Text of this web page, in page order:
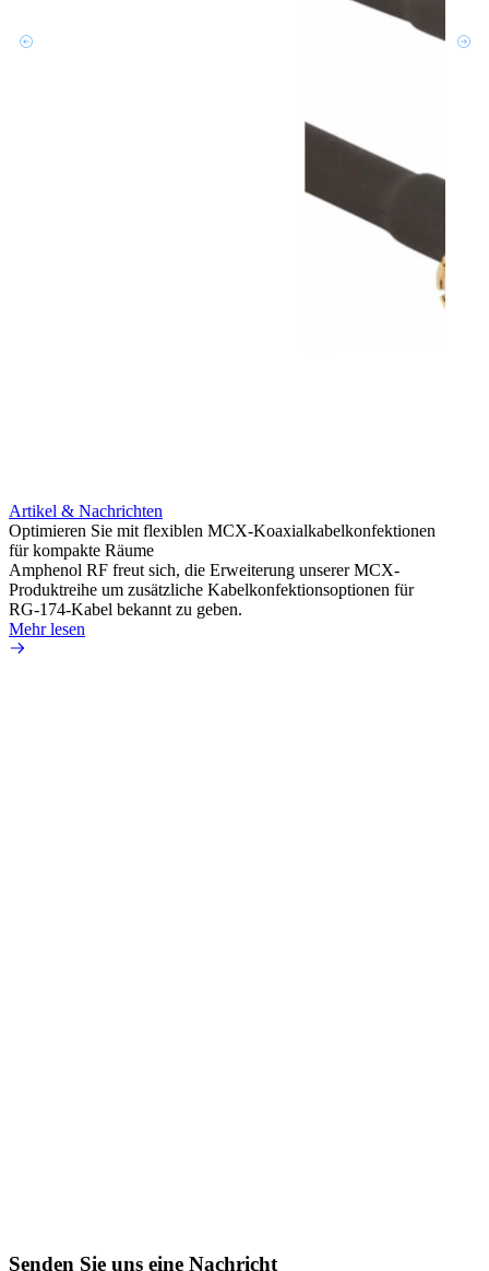
Artikel & Nachrichten
Optimieren Sie mit flexiblen MCX-Koaxialkabelkonfektionen
für kompakte Räume
Amphenol RF freut sich, die Erweiterung unserer MCX-
Produktreihe um zusätzliche Kabelkonfektionsoptionen für
RG-174-Kabel bekannt zu geben.
Mehr lesen
Senden Sie uns eine Nachricht